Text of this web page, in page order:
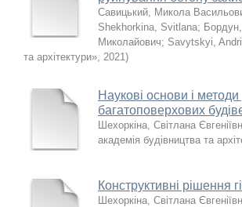
Савицький, Микола
Shekhorkina, Svitlana;
Миколайович; Savytskyi,
та архітектури», 2021)
Наукові основи і
багатоповерхових
Шехоркіна, Світлана
академія будівництва та
Конструктивні рішення
Шехоркіна, Світлана